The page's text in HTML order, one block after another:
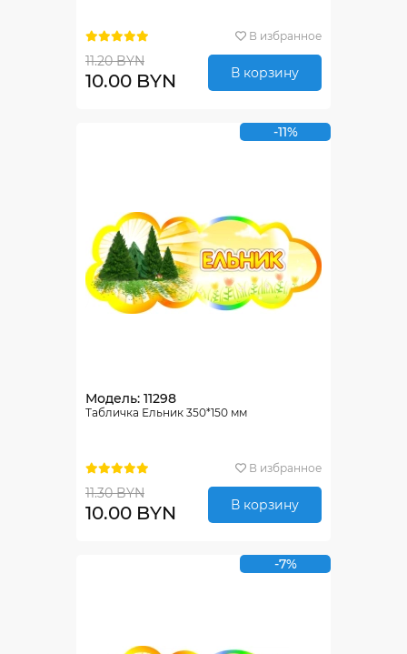
В избранное
11.20 BYN
10.00 BYN В корзину
-11%
Модель: 11298
Табличка Ельник 350*150 мм
В избранное
11.30 BYN
10.00 BYN В корзину
-7%